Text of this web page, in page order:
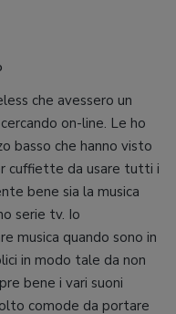
che avessero un
on-line. Le ho
basso che hanno visto
cuffiette da usare tutti i
bene sia la musica
serie tv. Io
musica quando sono in
in modo tale da non
bene i vari suoni
comode da portare